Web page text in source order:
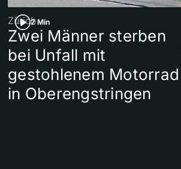
2 Min
Zürich
Zwei Männer sterben
bei Unfall mit
gestohlenem Motorrad
in Oberengstringen